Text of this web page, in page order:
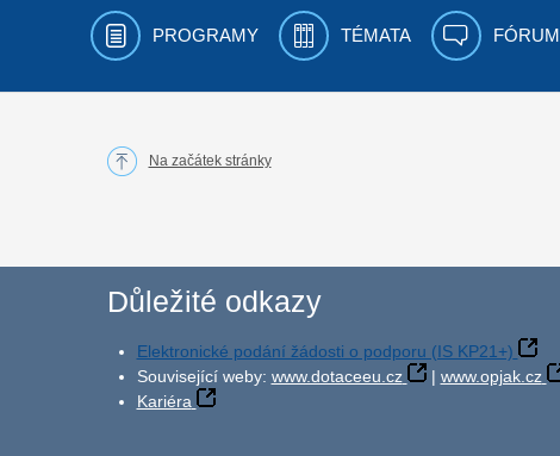
PROGRAMY TÉMATA FÓRUM
Na začátek stránky
Důležité odkazy
Elektronické podání žádosti o podporu (IS KP21+)
Související weby: www.dotaceeu.cz | www.opjak.cz
Kariéra